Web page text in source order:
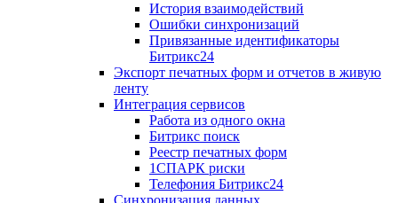
История взаимодействий
Ошибки синхронизаций
Привязанные идентификаторы
Битрикс24
Экспорт печатных форм и отчетов в живую
ленту
Интеграция сервисов
Работа из одного окна
Битрикс поиск
Реестр печатных форм
1СПАРК риски
Телефония Битрикс24
Синхронизация данных